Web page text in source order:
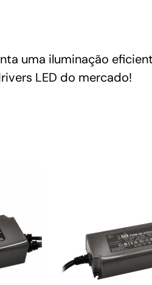
uma iluminação
LED do mercado!